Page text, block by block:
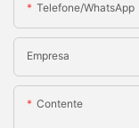
Telefone/WhatsApp
Empresa
Contente